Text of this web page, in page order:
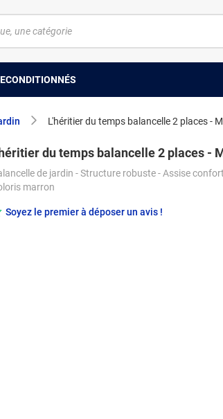
L'héritier du temps balancelle 2 places -
du temps balancelle 2 places -
de jardin - Structure robuste - Assise
marron
Soyez le premier à déposer un avis !